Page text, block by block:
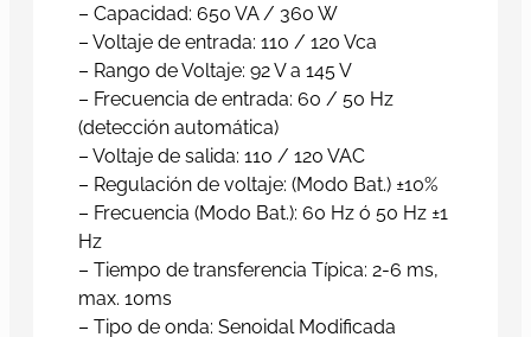
– Capacidad: 650 VA / 360 W
– Voltaje de entrada: 110 / 120 Vca
– Rango de Voltaje: 92 V a 145 V
– Frecuencia de entrada: 60 / 50 Hz
(detección automática)
– Voltaje de salida: 110 / 120 VAC
– Regulación de voltaje: (Modo Bat.) ±10%
– Frecuencia (Modo Bat.): 60 Hz ó 50 Hz ±1
Hz
– Tiempo de transferencia Típica: 2-6 ms,
max. 10ms
– Tipo de onda: Senoidal Modificada